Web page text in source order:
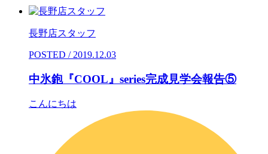
長野店スタッフ
POSTED / 2019.12.03
中氷鉋『COOL』series完成見学会報告⑤
こんにちは